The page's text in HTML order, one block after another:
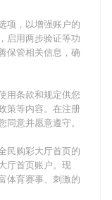
项，以增强账户的
启用两步验证等功
保管相关信息，确
用条款和规定供您
策等内容。在注册
意并愿意遵守。
民购彩大厅首页的
厅首页账户。现
体育赛事、刺激的